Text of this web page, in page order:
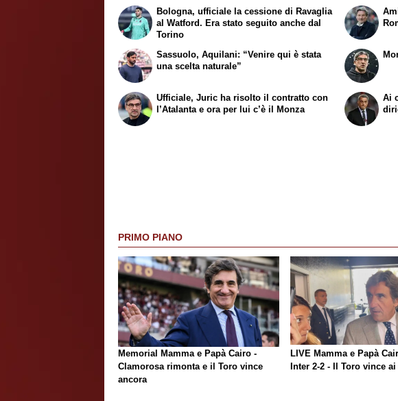
Bologna, ufficiale la cessione di Ravaglia
al Watford. Era stato seguito anche dal
Torino
Sassuolo, Aquilani: “Venire qui è stata
una scelta naturale”
Ufficiale, Juric ha risolto il contratto con
l’Atalanta e ora per lui c’è il Monza
Ai
PRIMO PIANO
Memorial Mamma e Papà Cairo -
Clamorosa rimonta e il Toro vince
ancora
LIVE Mamma e Papà
Inter 2-2 - Il Toro vince